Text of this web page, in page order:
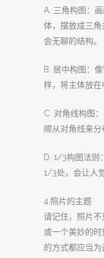
A. 三角构图：
体，摆放成三
会无聊的结构。
B. 居中构图：
样，将主体放在
C. 对角线构图
顺从对角线来分
D. 1/3构图法则
1/3处，会让人
4.照片的主题
请记住，照片不
或一个美妙的
的方式都应当